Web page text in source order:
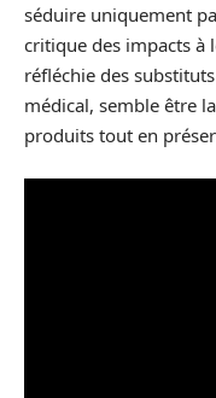
séduire uniquement
critique des impacts à
réfléchie des
médical, semble être
produits tout en